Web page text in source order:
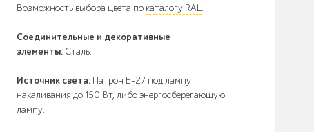
Возможность выбора цвета по каталогу RAL.
Соединительные и декоративные
элементы: Сталь.
Источник света: Патрон E-27 под лампу
накаливания до 150 Вт, либо энергосберегающую
лампу.